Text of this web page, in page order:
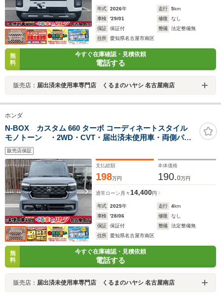
年式 2026年 走行 5km
車検
'29/01 修復
なし
保証
保証付 整備
法定整備無
住所
愛知県名古屋市南区
無
料
今すぐ在庫確認・見積依頼
電話する
販売店： 届出済未使用車専門店 くるまのハヤシ 名古屋南店
ホンダ
N-BOX カスタム 660 ターボ コーディネートスタイル
モノトーン ・2WD・CVT・届出済未使用車・両側パワ
ースライドドア・クルーズコントロール・LEDヘッドラ
イト・15インチアルミホイール・シートヒーター・ブレ
ーキホールド・電子ブレーキ
販売店保証
支払総額
198万円
本体価格
190.0万円
通常ローン 月々14,400円
年式 2025年 走行 4km
車検
'28/06 修復
なし
保証
保証付 整備
法定整備無
住所
愛知県名古屋市南区
無
料
今すぐ在庫確認・見積依頼
電話する
販売店： 届出済未使用車専門店 くるまのハヤシ 名古屋南店